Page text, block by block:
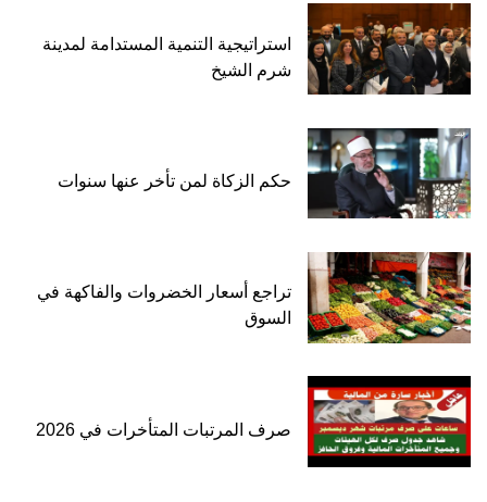
استراتيجية التنمية المستدامة لمدينة
شرم الشيخ
حكم الزكاة لمن تأخر عنها سنوات
تراجع أسعار الخضروات والفاكهة في
السوق
صرف المرتبات المتأخرات في 2026